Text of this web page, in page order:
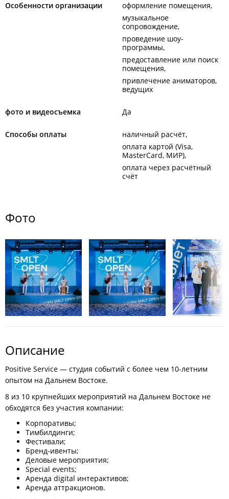
Особенности организации
оформление помещения
музыкальное
сопровождение
проведение шоу-
программы
предоставление или поиск
помещения
привлечение аниматоров,
ведущих
фото и видеосъемка Да
Способы оплаты
наличный расчёт
оплата картой (Visa,
MasterCard, МИР)
оплата через расчётный
счёт
Фото
Описание
Positive Service — студия событий с более чем 10-летним
опытом на Дальнем Востоке.
8 из 10 крупнейших мероприятий на Дальнем Востоке не
обходятся без участия компании:
Корпоративы;
Тимбилдинги;
Фестивали;
Бренд-ивенты;
Деловые мероприятия;
Special events;
Аренда digital интерактивов;
Аренда аттракционов.